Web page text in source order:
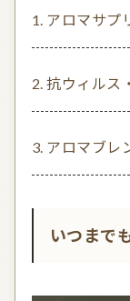
アロマサプ
抗ウィルス
アロマブレ
いつまで